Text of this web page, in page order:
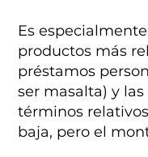
Es
productos más
préstamos
ser masalta) y
términos
baja, pero el